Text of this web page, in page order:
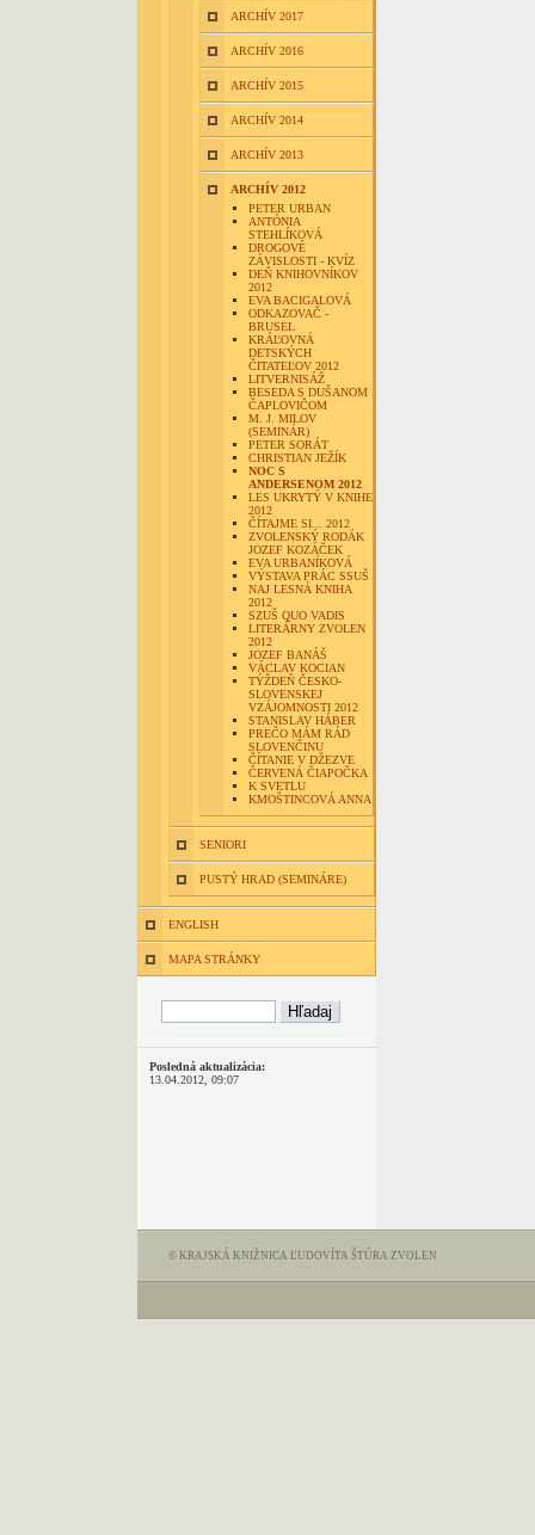
ARCHÍV 2017
ARCHÍV 2016
ARCHÍV 2015
ARCHÍV 2014
ARCHÍV 2013
ARCHÍV 2012
PETER URBAN
ANTÓNIA
STEHLÍKOVÁ
DROGOVÉ
ZÁVISLOSTI - KVÍZ
DEŇ KNIHOVNÍKOV
2012
EVA BACIGALOVÁ
ODKAZOVAČ -
BRUSEL
KRÁĽOVNÁ
DETSKÝCH
ČITATEĽOV 2012
LITVERNISÁŽ
BESEDA S DUŠANOM
ČAPLOVIČOM
M. J. MILOV
(SEMINÁR)
PETER SORÁT
CHRISTIAN JEŽÍK
NOC S
ANDERSENOM 2012
LES UKRYTÝ V KNIHE
2012
ČÍTAJME SI... 2012
ZVOLENSKÝ RODÁK
JOZEF KOZÁČEK
EVA URBANÍKOVÁ
VÝSTAVA PRÁC SSUŠ
NAJ LESNÁ KNIHA
2012
SZUŠ QUO VADIS
LITERÁRNY ZVOLEN
2012
JOZEF BANÁŠ
VÁCLAV KOCIAN
TÝŽDEŇ ČESKO-
SLOVENSKEJ
VZÁJOMNOSTI 2012
STANISLAV HÁBER
PREČO MÁM RÁD
SLOVENČINU
ČÍTANIE V DŽEZVE
ČERVENÁ ČIAPOČKA
K SVETLU
KMOŠTINCOVÁ ANNA
SENIORI
PUSTÝ HRAD (SEMINÁRE)
ENGLISH
MAPA STRÁNKY
Posledná aktualizácia:
13.04.2012, 09:07
© KRAJSKÁ KNIŽNICA ĽUDOVÍTA ŠTÚRA ZVOLEN